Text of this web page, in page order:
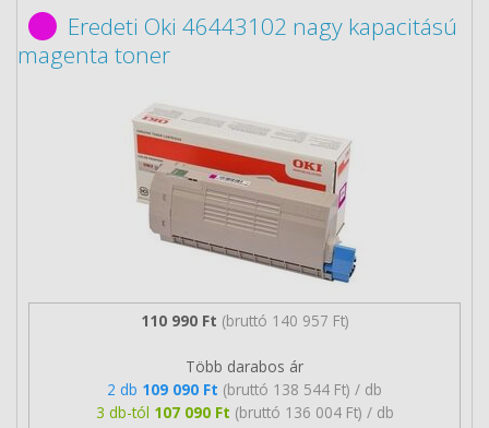
Eredeti Oki 46443102 nagy kapacitású
magenta toner
110 990 Ft (bruttó 140 957 Ft)
Több darabos ár
2 db 109 090 Ft (bruttó 138 544 Ft) / db
3 db-tól 107 090 Ft (bruttó 136 004 Ft) / db